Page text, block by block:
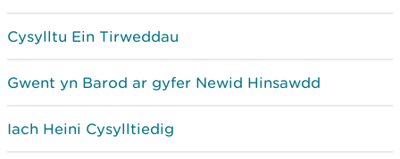
Cysylltu Ein Tirweddau
Gwent yn Barod ar gyfer Newid Hinsawdd
Iach Heini Cysylltiedig